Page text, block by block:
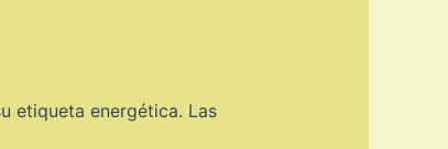
etiqueta energética. Las